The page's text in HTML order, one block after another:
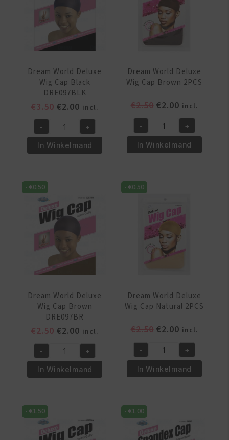
Dream World Deluxe
Wig Cap Black
DRE097BLK
€3.50 Oorspronkelijke
was:
€3.50.
€2.00 Huidige
prijs
is:
€2.00.
incl.
Dream
World
Deluxe
Cap
Black
DRE097BLK
aantal
- +
In Winkelmand
Dream World Deluxe
Wig Cap Brown 2PCS
€2.50 Oorspronkelijke
was:
€2.50.
€2.00Huidige
prijs
is:
€2.00.
incl.
Dream
World
Deluxe
Cap
Brown
aantal
- +
In Winkelmand
-€0.50
Dream World Deluxe
Wig Cap Brown
DRE097BR
€2.50 Oorspronkelijke
was:
€2.50.
€2.00 Huidige
prijs
is:
€2.00.
incl.
Dream
World
Deluxe
Cap
Brown
DRE097BR
- +
In Winkelmand
-€0.50
Dream World Deluxe
Wig Cap Natural 2PCS
€2.50 Oorspronkelijke
was:
€2.50.
€2.00Huidige
prijs
is:
€2.00.
incl.
Dream
World
Deluxe
Cap
Natural
2PCS
- +
In Winkelmand
-€1.50 -€1.00